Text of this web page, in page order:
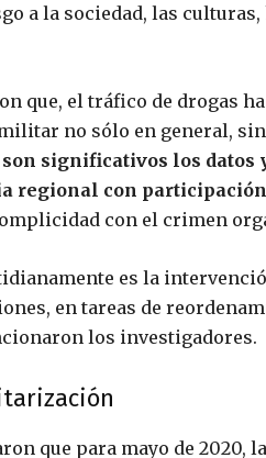
a la sociedad, las
que, el tráfico de drogas
no sólo en general,
son significativos los datos
regional con
con el crimen
es la
en tareas de
los investigadores.
que para mayo de 2020,